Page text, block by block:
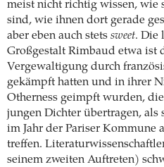
meist nicht richtig wissen, wie
sind, wie ihnen dort gerade
aber eben auch stets sweet. Die
Großgestalt Rimbaud etwa ist
Vergewaltigung durch
gekämpft hatten und in ihrer
Otherness geimpft wurden,
jungen Dichter übertragen, als
im Jahr der Pariser Kommune
treffen.
seinem zweiten Auftreten)